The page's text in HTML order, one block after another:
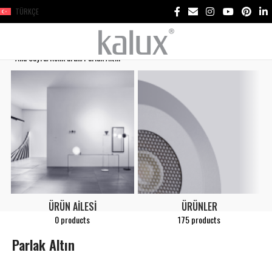
TÜRKÇE
Ana Sayfa Renk ürün Parlak Altın
ÜRÜN AILESI
0 products
ÜRÜNLER
175 products
Parlak Altın